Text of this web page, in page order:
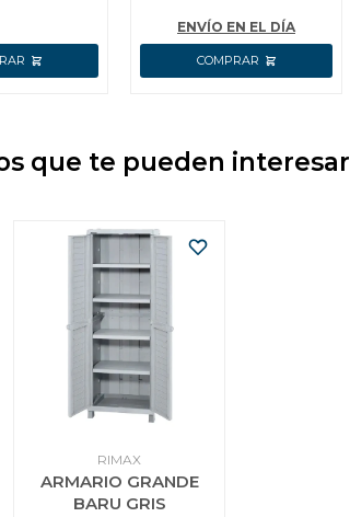
ENVÍO EN EL DÍA
que te pueden interesar
RIMAX
ARMARIO GRANDE
BARU GRIS